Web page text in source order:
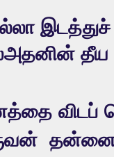
இடத்துச்
தீய
விடப்